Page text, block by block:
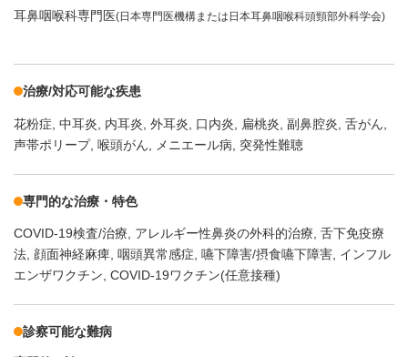
耳鼻咽喉科専門医(日本専門医機構または日本耳鼻咽喉科頭頸部外科学会)
治療/対応可能な疾患
花粉症 中耳炎 内耳炎 外耳炎 口内炎 扁桃炎 副鼻腔炎 舌がん
声帯ポリープ 喉頭がん メニエール病 突発性難聴
専門的な治療・特色
COVID-19検査/治療 アレルギー性鼻炎の外科的治療 舌下免疫療
法 顔面神経麻痺 咽頭異常感症 嚥下障害/摂食嚥下障害 インフル
エンザワクチン COVID-19ワクチン(任意接種)
診察可能な難病